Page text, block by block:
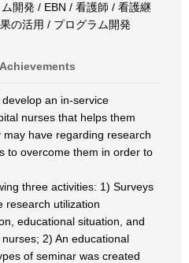
開発 / EBN / 看護師 / 看護継
の活用 / プログラム開発
an in-service
nurses that helps them
have regarding research
to overcome them in order to
three activities: 1) Surveys
research utilization
educational situation, and
2) An educational
of seminar was created